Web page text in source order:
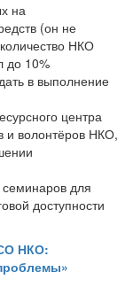
на
(он не
НКО
до 10%
в выполнение
центра
и волонтёров НКО,
для
доступности
НКО: